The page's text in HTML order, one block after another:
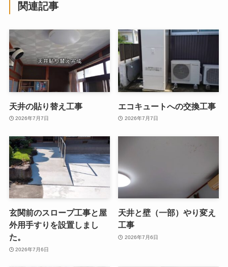
関連記事
天井の貼り替え工事
2026年7月7日
エコキュートへの交換工事
2026年7月7日
玄関前のスロープ工事と屋
外用手すりを設置しまし
た。
2026年7月6日
天井と壁（一部）やり変え
工事
2026年7月6日